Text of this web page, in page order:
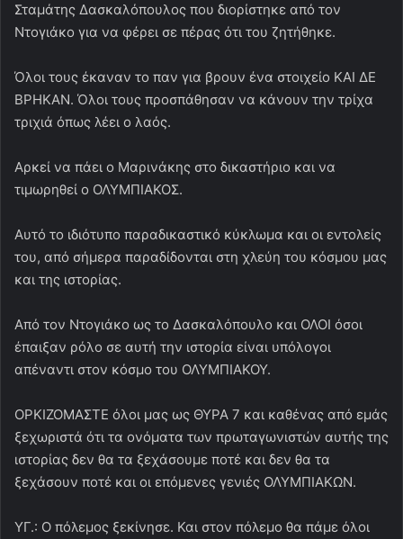
Σταμάτης Δασκαλόπουλος που διορίστηκε από τον
Ντογιάκο για να φέρει σε πέρας ότι του ζητήθηκε.
Όλοι τους έκαναν το παν για βρουν ένα στοιχείο ΚΑΙ ΔΕ
ΒΡΗΚΑΝ. Όλοι τους προσπάθησαν να κάνουν την τρίχα
τριχιά όπως λέει ο λαός.
Αρκεί να πάει ο Μαρινάκης στο δικαστήριο και να
τιμωρηθεί ο ΟΛΥΜΠΙΑΚΟΣ.
Αυτό το ιδιότυπο παραδικαστικό κύκλωμα και οι εντολείς
του, από σήμερα παραδίδονται στη χλεύη του κόσμου μας
και της ιστορίας.
Από τον Ντογιάκο ως το Δασκαλόπουλο και ΟΛΟΙ όσοι
έπαιξαν ρόλο σε αυτή την ιστορία είναι υπόλογοι
απέναντι στον κόσμο του ΟΛΥΜΠΙΑΚΟΥ.
ΟΡΚΙΖΟΜΑΣΤΕ όλοι μας ως ΘΥΡΑ 7 και καθένας από εμάς
ξεχωριστά ότι τα ονόματα των πρωταγωνιστών αυτής της
ιστορίας δεν θα τα ξεχάσουμε ποτέ και δεν θα τα
ξεχάσουν ποτέ και οι επόμενες γενιές ΟΛΥΜΠΙΑΚΩΝ.
ΥΓ.: Ο πόλεμος ξεκίνησε. Και στον πόλεμο θα πάμε όλοι